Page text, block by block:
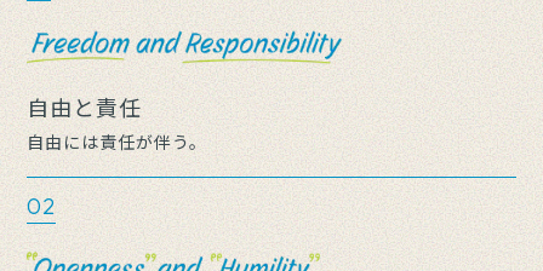
自由と責任
自由には責任が伴う。
02